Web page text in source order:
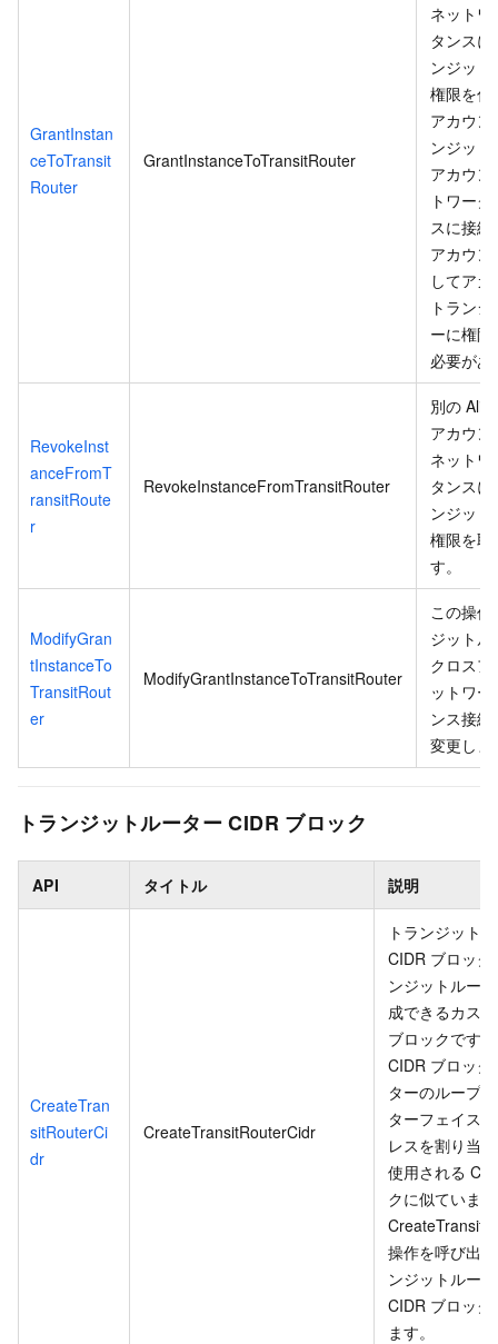
GrantInstan
ceToTransit
Router
GrantInstanceToTransitRouter
ネットワ
タンス
ンジッ
権限を付
アカウン
ンジッ
アカウン
トワー
スに接
アカウン
してア
トラン
ーに権限
必要があ
RevokeInst
anceFromT
ransitRoute
r
RevokeInstanceFromTransitRouter
別の
アカウン
ネットワ
タンス
ンジッ
権限を取
す。
ModifyGran
tInstanceTo
TransitRout
er
ModifyGrantInstanceToTransitRouter
この操
ジットル
クロスア
ットワ
ンス接
変更しま
トランジットルーター CIDR ブロック
API タイトル 説明
CreateTran
sitRouterCi
dr
CreateTransitRouterCidr
トランジット
CIDR ブロック
ンジットルー
成できるカス
ブロックです
CIDR ブロック
ターのループ
ターフェイス
レスを割り当
使用される
クに似ていま
操作を呼び出
ンジットルー
CIDR ブロック
ます。